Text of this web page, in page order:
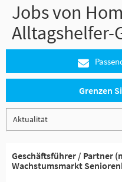
Jobs von
Alltagshelfer-
Grenzen
Geschäftsführer / Partner
Wachstumsmarkt